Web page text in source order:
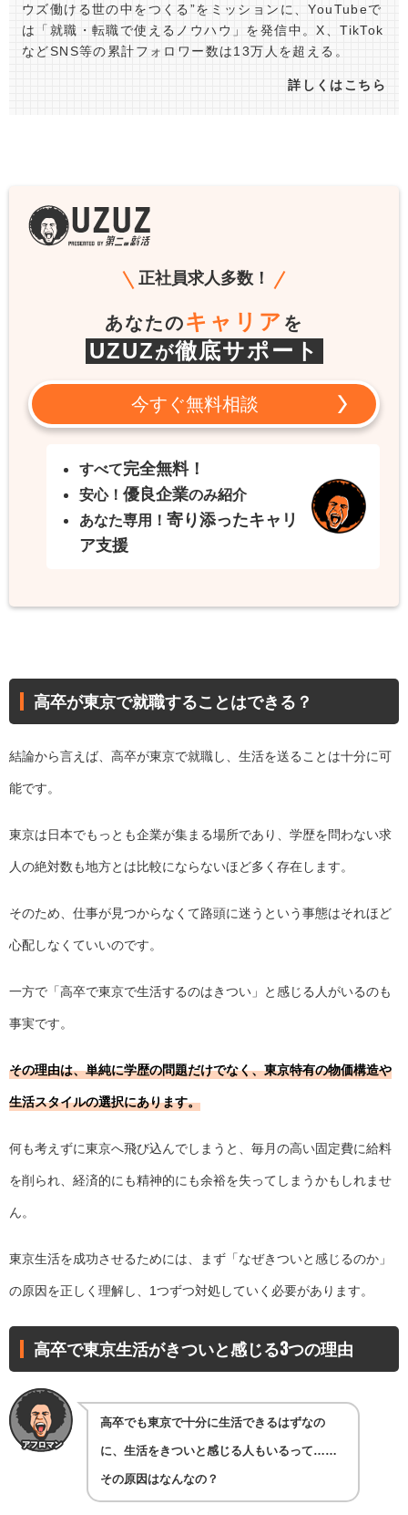
ウズ働ける世の中をつくる”をミッションに、YouTubeで
は「就職・転職で使えるノウハウ」を発信中。X、TikTok
などSNS等の累計フォロワー数は13万人を超える。
詳しくはこちら
正社員求人多数！
あなたのキャリア を
UZUZが徹底サポート
今すぐ無料相談
すべて完全無料！
安心！ 優良企業のみ紹介
あなた専用！ 寄り添ったキャリ
ア支援
高卒が東京で就職することはできる？
結論から言えば、高卒が東京で就職し、生活を送ることは十分に可
能です。
東京は日本でもっとも企業が集まる場所であり、学歴を問わない求
人の絶対数も地方とは比較にならないほど多く存在します。
そのため、仕事が見つからなくて路頭に迷うという事態はそれほど
心配しなくていいのです。
一方で「高卒で東京で生活するのはきつい」と感じる人がいるのも
事実です。
その理由は、単純に学歴の問題だけでなく、東京特有の物価構造や
生活スタイルの選択にあります。
何も考えずに東京へ飛び込んでしまうと、毎月の高い固定費に給料
を削られ、経済的にも精神的にも余裕を失ってしまうかもしれませ
ん。
東京生活を成功させるためには、まず「なぜきついと感じるのか」
の原因を正しく理解し、1つずつ対処していく必要があります。
高卒で東京生活がきついと感じる3つの理由
高卒でも東京で十分に生活できるはずなの
に、生活をきついと感じる人もいるって……
その原因はなんなの？